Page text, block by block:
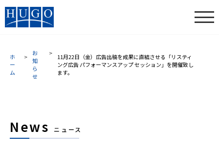
ホ
ー
ム
お
知
ら
せ
11月22日（金）広告出稿を成果に直結させる「リスティ
ング広告 パフォーマンスアップ セッション」を開催致し
ます。
News ニュース